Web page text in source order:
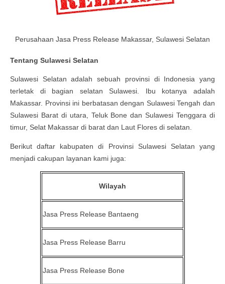
Perusahaan Jasa Press Release Makassar, Sulawesi Selatan
Tentang Sulawesi Selatan
Sulawesi Selatan adalah sebuah provinsi di Indonesia yang
terletak di bagian selatan Sulawesi. Ibu kotanya adalah
Makassar. Provinsi ini berbatasan dengan Sulawesi Tengah dan
Sulawesi Barat di utara, Teluk Bone dan Sulawesi Tenggara di
timur, Selat Makassar di barat dan Laut Flores di selatan.
Berikut daftar kabupaten di Provinsi Sulawesi Selatanyang
menjadi cakupan layanan kami juga:
Wilayah
Jasa Press Release Bantaeng
Jasa Press Release Barru
Jasa Press Release Bone